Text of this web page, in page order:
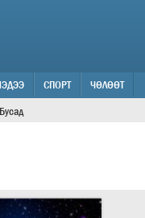
СПОРТ
ЧӨЛӨӨТ
Бусад